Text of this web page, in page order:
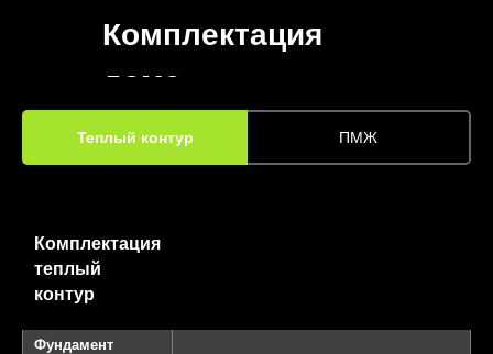
Комплектация
дома
Теплый контур ПМЖ
Комплектация
теплый
контур
Фундамент